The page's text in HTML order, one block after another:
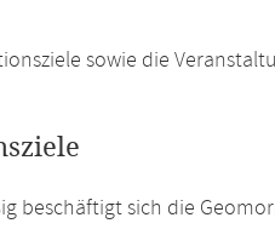
sowie die
beschäftigt sich die